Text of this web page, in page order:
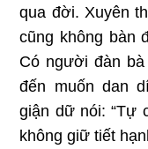
qua đời. Xuyên
cũng không bàn
Có người đàn
đến muốn dan
giận dữ nói: “Tự
không giữ tiết